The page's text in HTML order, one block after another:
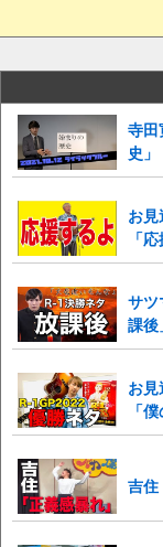
寺
史」
お
「
サ
課後
お
「
吉